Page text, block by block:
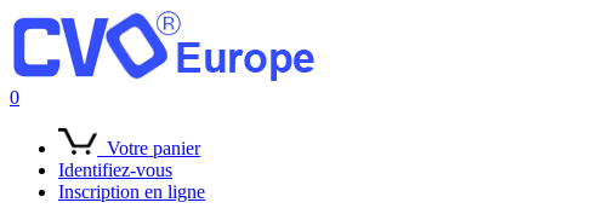
0
Votre panier
Identifiez-vous
Inscription en ligne